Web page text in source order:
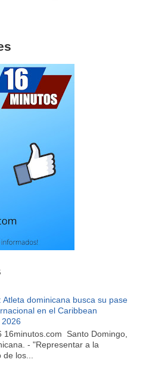
Atleta dominicana busca su pase
en el Caribbean
16minutos.com Santo Domingo,
- "Representar a la
los...